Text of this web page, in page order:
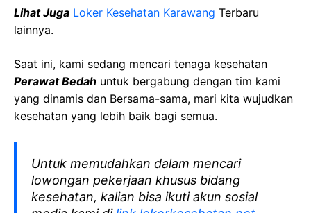
Lihat Juga Loker Kesehatan Karawang Terbaru
lainnya.
Saat ini, kami sedang mencari tenaga kesehatan
Perawat Bedah untuk bergabung dengan tim kami
yang dinamis dan Bersama-sama, mari kita wujudkan
kesehatan yang lebih baik bagi semua.
Untuk memudahkan dalam mencari
lowongan pekerjaan khusus bidang
kesehatan, kalian bisa ikuti akun sosial